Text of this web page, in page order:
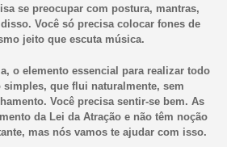
se preocupar com postura, mantras,
Você só precisa colocar fones de
jeito que escuta música.
o elemento essencial para realizar todo
que flui naturalmente, sem
Você precisa sentir-se bem. As
da Lei da Atração e não têm noção
mas nós vamos te ajudar com isso.